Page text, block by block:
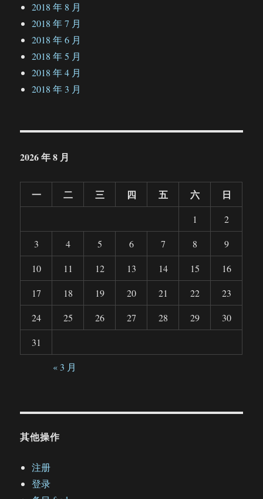
2018 年 8 月
2018 年 7 月
2018 年 6 月
2018 年 5 月
2018 年 4 月
2018 年 3 月
2026 年 8 月
一 二 三 四 五 六 日
1
2
3
4 5 6 7 8
9
10
11 12 13 14 15
16
17
18 19 20 21 22
23
24
25 26 27 28 29
30
31
« 3 月
其他操作
注册
登录